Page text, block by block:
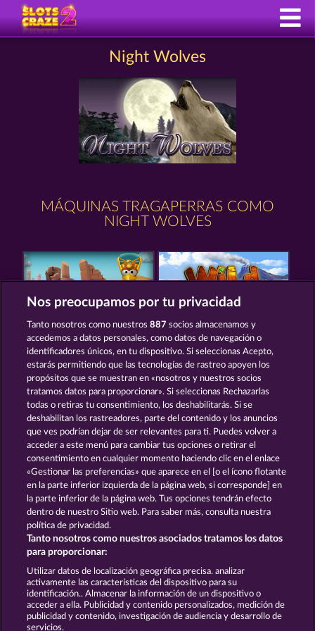
Night Wolves
MÁQUINAS TRAGAPERRAS COMO
NIGHT WOLVES
GOLDEN EI OF MOORHUHN WILD RAPA NUI
CUTIE CAT ATLANTIC WILDS
Términos y condiciones
Declaración de privacidad
Empresa
Enviar solicitud de desistimiento
Nos preocupamos por tu privacidad
Tanto nosotros como nuestros887 socios almacenamos y
accedemos a datos personales, como datos de navegación o
identificadores únicos, en tu dispositivo. Si seleccionas Acepto,
estarás permitiendo que las tecnologías de rastreo apoyen los
propósitos que se muestran en «nosotros y nuestros socios
tratamos datos para proporcionar». Si seleccionas Rechazarlas
todas o retiras tu consentimiento, los deshabilitarás. Si se
deshabilitan los rastreadores, parte del contenido y los anuncios
que ves podrían dejar de ser relevantes para ti. Puedes volver a
acceder a este menú para cambiar tus opciones o retirar el
consentimiento en cualquier momento haciendo clic en el enlace
«Gestionar las preferencias» que aparece en el [o el ícono flotante
en la parte inferior izquierda de la página web, si corresponde] en
la parte inferior de la página web. Tus opciones tendrán efecto
dentro de nuestro Sitio web. Para saber más, consulta nuestra
política de privacidad.
Tanto nosotros como nuestros asociados tratamos los datos
para proporcionar:
Utilizar datos de localización geográfica precisa. analizar
activamente las características del dispositivo para su
identificación.. Almacenar la información de un dispositivo o
acceder a ella. Publicidad y contenido personalizados, medición de
publicidad y contenido, investigación de audiencia y desarrollo de
servicios.